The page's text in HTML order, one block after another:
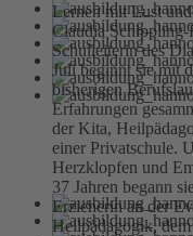
Lernen mit Lust
Claudia Schippling-
Schulleiterin des
Juli beginnt sie mit
bisherigen
Erfahrungen
der Kita,
einer Privatschule.
Herzklopfen und
37 Jahren begann
Erzieherin an der
Heilpädagogik,